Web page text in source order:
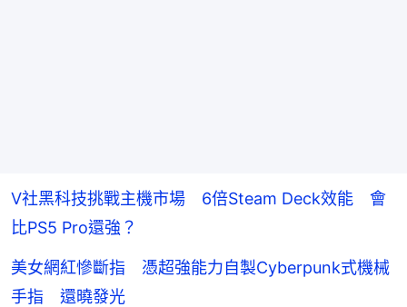
V社黑科技挑戰主機市場 6倍Steam Deck效能 會
比PS5 Pro還強？
美女網紅慘斷指 憑超強能力自製Cyberpunk式機械
手指 還曉發光